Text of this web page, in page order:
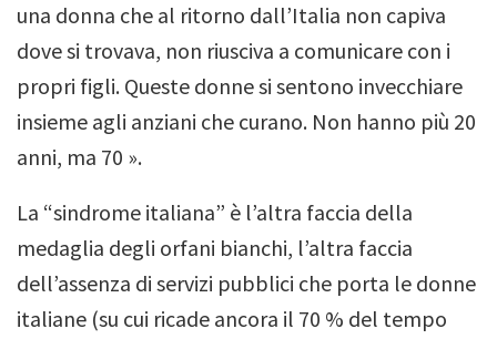
una donna che al ritorno dall’Italia non capiva
dove si trovava, non riusciva a comunicare con i
propri figli. Queste donne si sentono invecchiare
insieme agli anziani che curano. Non hanno più 20
anni, ma 70 ».
La “sindrome italiana” è l’altra faccia della
medaglia degli orfani bianchi, l’altra faccia
dell’assenza di servizi pubblici che porta le donne
italiane (su cui ricade ancora il 70 % del tempo